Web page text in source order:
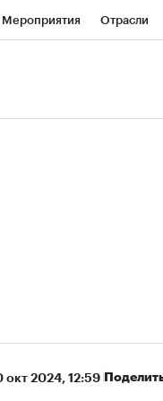
Мероприятия Отрасли
окт 2024, 12:59